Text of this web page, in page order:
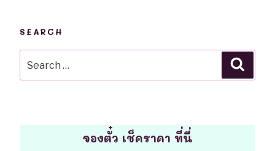
SEARCH
for:
จองตั๋ว เช็คราคา ที่นี่